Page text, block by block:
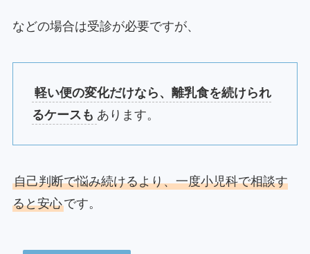
などの場合は受診が必要ですが、
軽い便の変化だけなら、離乳食を続けられ
るケースも あります。
自己判断で悩み続けるより、一度小児科で相談す
ると安心です。